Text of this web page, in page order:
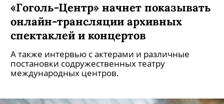
«Гоголь-Центр» начнет показывать
онлайн-трансляции архивных
спектаклей и концертов
А также интервью с актерами и различные
постановки содружественных театру
международных центров.